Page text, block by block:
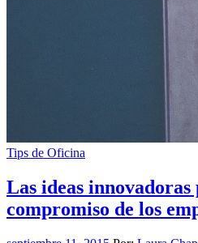
Tips de Oficina
Las ideas
compromiso de los